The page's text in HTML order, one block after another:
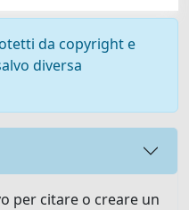
da copyright e
diversa
per citare o creare un